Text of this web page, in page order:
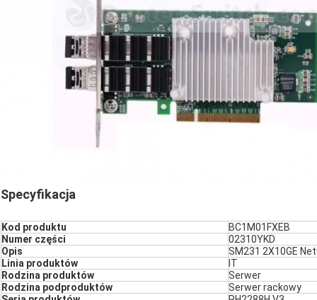
Specyfikacja
Kod produktu
BC1M01FXEB
Numer części
02310YKD
Opis
SM231 2X10GE
Linia produktów
IT
Rodzina produktów
Serwer
Rodzina podproduktów
Serwer rackowy